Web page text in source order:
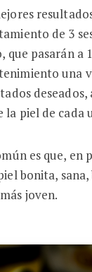
de 3
que pasarán a
una
deseados,
la piel de cada
es que, en
bonita,
joven.